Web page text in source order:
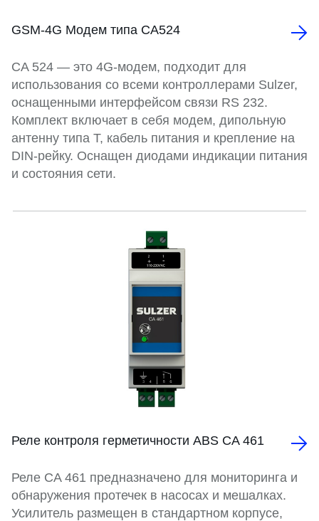
GSM-4G Модем типа СА524
CA 524 — это 4G-модем, подходит для
использования со всеми контроллерами Sulzer,
оснащенными интерфейсом связи RS 232.
Комплект включает в себя модем, дипольную
антенну типа T, кабель питания и крепление на
DIN-рейку. Оснащен диодами индикации питания
и состояния сети.
Реле контроля герметичности ABS CA 461
Реле CA 461 предназначено для мониторинга и
обнаружения протечек в насосах и мешалках.
Усилитель размещен в стандартном корпусе,